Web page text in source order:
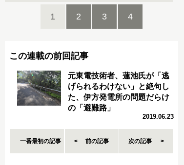
1 2 3 4
この連載の前回記事
元東電技術者、蓮池氏が「逃
げられるわけない」と絶句し
た、伊方発電所の問題だらけ
の「避難路」
2019.06.23
一番最初の記事 前の記事 次の記事